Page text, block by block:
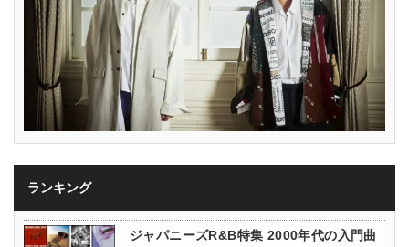
ランキング
ジャパニーズR&B特集 2000年代の入門曲